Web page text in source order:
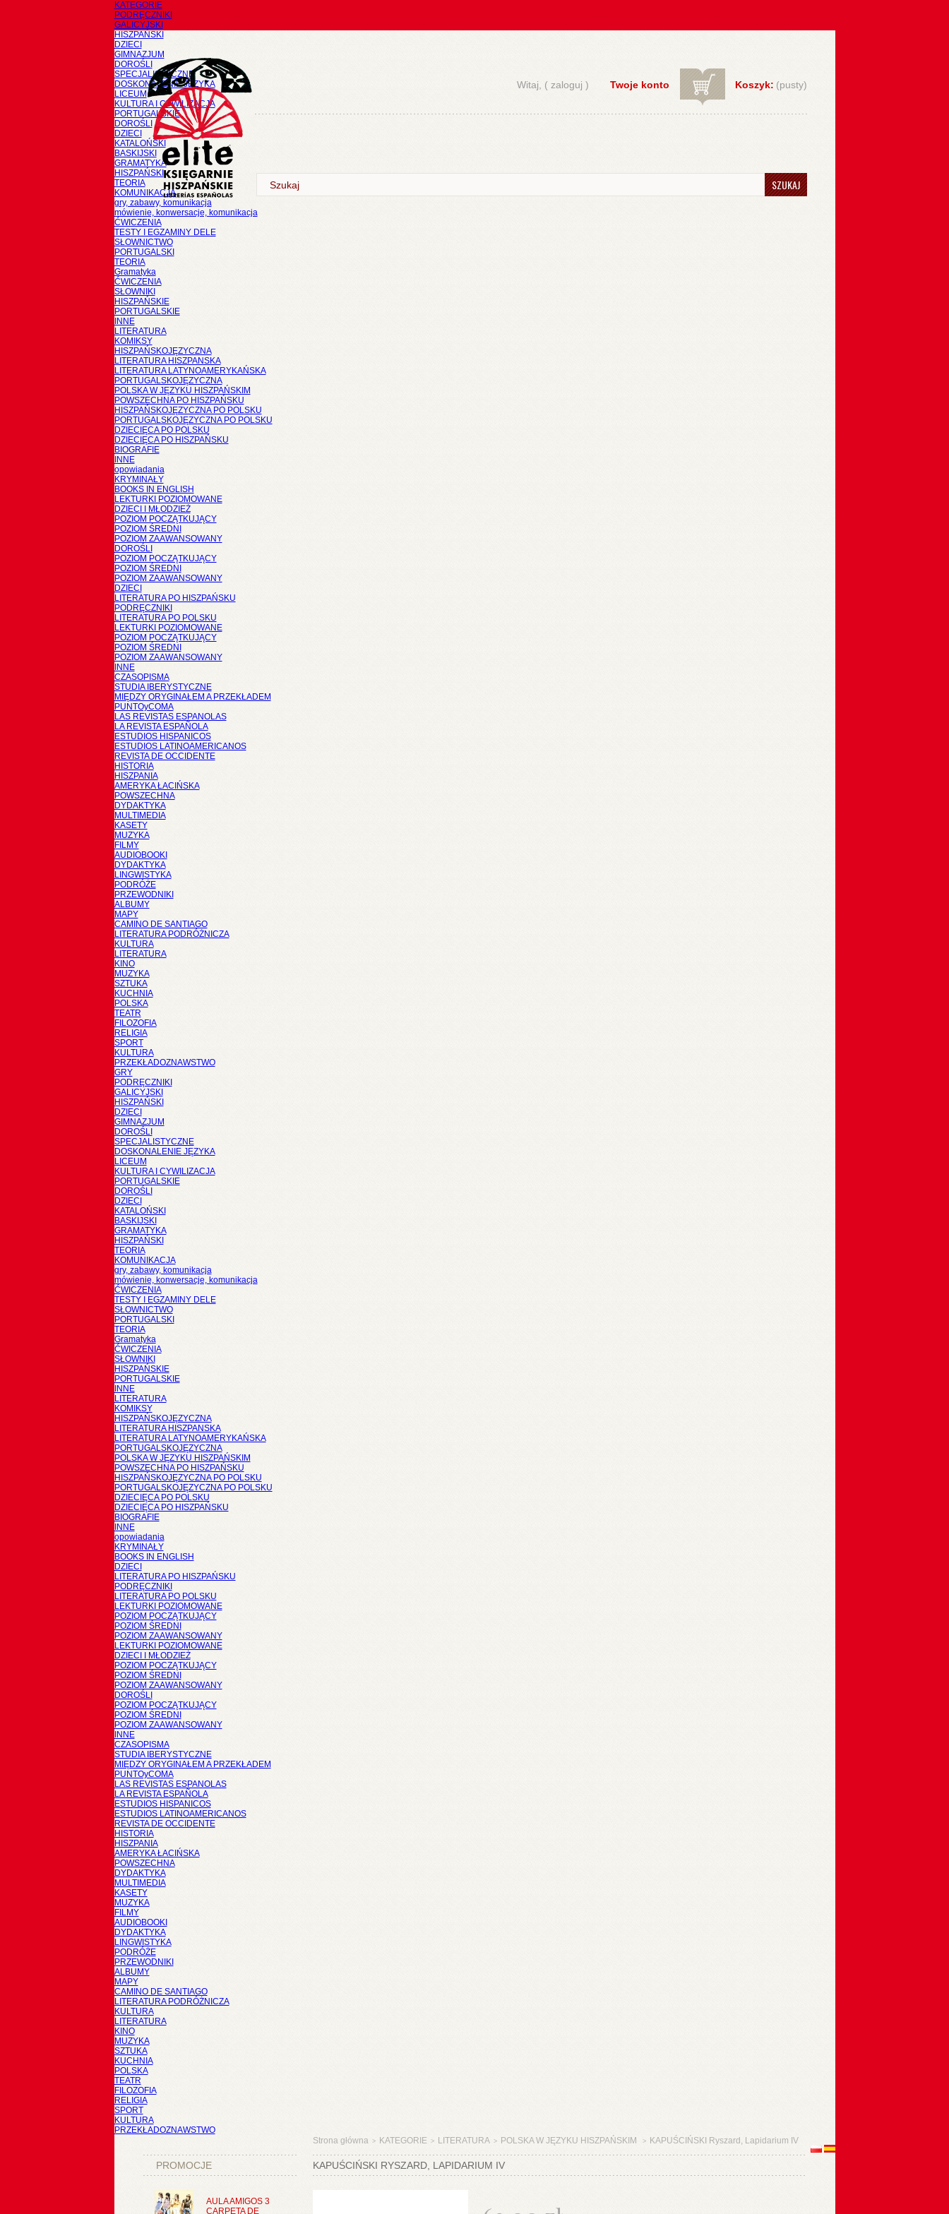
KATEGORIE
PODRĘCZNIKI
GALICYJSKI
HISZPAŃSKI
DZIECI
GIMNAZJUM
DOROŚLI
SPECJALISTYCZNE
DOSKONALENIE JĘZYKA
LICEUM
KULTURA I CYWILIZACJA
PORTUGALSKIE
DOROŚLI
DZIECI
KATALOŃSKI
BASKIJSKI
GRAMATYKA
HISZPAŃSKI
TEORIA
KOMUNIKACJA
gry, zabawy, komunikacja
mówienie, konwersacje, komunikacja
ĆWICZENIA
TESTY I EGZAMINY DELE
SŁOWNICTWO
PORTUGALSKI
TEORIA
Gramatyka
ĆWICZENIA
SŁOWNIKI
HISZPAŃSKIE
PORTUGALSKIE
INNE
LITERATURA
KOMIKSY
HISZPAŃSKOJĘZYCZNA
LITERATURA HISZPANSKA
LITERATURA LATYNOAMERYKAŃSKA
PORTUGALSKOJĘZYCZNA
POLSKA W JĘZYKU HISZPAŃSKIM
POWSZECHNA PO HISZPAŃSKU
HISZPAŃSKOJĘZYCZNA PO POLSKU
PORTUGALSKOJĘZYCZNA PO POLSKU
DZIECIĘCA PO POLSKU
DZIECIĘCA PO HISZPAŃSKU
BIOGRAFIE
INNE
opowiadania
KRYMINAŁY
BOOKS IN ENGLISH
LEKTURKI POZIOMOWANE
DZIECI I MŁODZIEŻ
POZIOM POCZĄTKUJĄCY
POZIOM ŚREDNI
POZIOM ZAAWANSOWANY
DOROŚLI
POZIOM POCZĄTKUJĄCY
POZIOM ŚREDNI
POZIOM ZAAWANSOWANY
DZIECI
LITERATURA PO HISZPAŃSKU
PODRĘCZNIKI
LITERATURA PO POLSKU
LEKTURKI POZIOMOWANE
POZIOM POCZĄTKUJĄCY
POZIOM ŚREDNI
POZIOM ZAAWANSOWANY
INNE
CZASOPISMA
STUDIA IBERYSTYCZNE
MIĘDZY ORYGINAŁEM A PRZEKŁADEM
PUNTOyCOMA
LAS REVISTAS ESPANOLAS
LA REVISTA ESPAÑOLA
ESTUDIOS HISPANICOS
ESTUDIOS LATINOAMERICANOS
REVISTA DE OCCIDENTE
HISTORIA
HISZPANIA
AMERYKA ŁACIŃSKA
POWSZECHNA
DYDAKTYKA
MULTIMEDIA
KASETY
MUZYKA
FILMY
AUDIOBOOKI
DYDAKTYKA
LINGWISTYKA
PODRÓŻE
PRZEWODNIKI
ALBUMY
MAPY
CAMINO DE SANTIAGO
LITERATURA PODRÓŻNICZA
KULTURA
LITERATURA
KINO
MUZYKA
SZTUKA
KUCHNIA
POLSKA
TEATR
FILOZOFIA
RELIGIA
SPORT
KULTURA
PRZEKŁADOZNAWSTWO
GRY
PODRĘCZNIKI
GALICYJSKI
HISZPAŃSKI
DZIECI
GIMNAZJUM
DOROŚLI
SPECJALISTYCZNE
DOSKONALENIE JĘZYKA
LICEUM
KULTURA I CYWILIZACJA
PORTUGALSKIE
DOROŚLI
DZIECI
KATALOŃSKI
BASKIJSKI
GRAMATYKA
HISZPAŃSKI
TEORIA
KOMUNIKACJA
gry, zabawy, komunikacja
mówienie, konwersacje, komunikacja
ĆWICZENIA
TESTY I EGZAMINY DELE
SŁOWNICTWO
PORTUGALSKI
TEORIA
Gramatyka
ĆWICZENIA
SŁOWNIKI
HISZPAŃSKIE
PORTUGALSKIE
INNE
LITERATURA
KOMIKSY
HISZPAŃSKOJĘZYCZNA
LITERATURA HISZPANSKA
LITERATURA LATYNOAMERYKAŃSKA
PORTUGALSKOJĘZYCZNA
POLSKA W JĘZYKU HISZPAŃSKIM
POWSZECHNA PO HISZPAŃSKU
HISZPAŃSKOJĘZYCZNA PO POLSKU
PORTUGALSKOJĘZYCZNA PO POLSKU
DZIECIĘCA PO POLSKU
DZIECIĘCA PO HISZPAŃSKU
BIOGRAFIE
INNE
opowiadania
KRYMINAŁY
BOOKS IN ENGLISH
DZIECI
LITERATURA PO HISZPAŃSKU
PODRĘCZNIKI
LITERATURA PO POLSKU
LEKTURKI POZIOMOWANE
POZIOM POCZĄTKUJĄCY
POZIOM ŚREDNI
POZIOM ZAAWANSOWANY
LEKTURKI POZIOMOWANE
DZIECI I MŁODZIEŻ
POZIOM POCZĄTKUJĄCY
POZIOM ŚREDNI
POZIOM ZAAWANSOWANY
DOROŚLI
POZIOM POCZĄTKUJĄCY
POZIOM ŚREDNI
POZIOM ZAAWANSOWANY
INNE
CZASOPISMA
STUDIA IBERYSTYCZNE
MIĘDZY ORYGINAŁEM A PRZEKŁADEM
PUNTOyCOMA
LAS REVISTAS ESPANOLAS
LA REVISTA ESPAÑOLA
ESTUDIOS HISPANICOS
ESTUDIOS LATINOAMERICANOS
REVISTA DE OCCIDENTE
HISTORIA
HISZPANIA
AMERYKA ŁACIŃSKA
POWSZECHNA
DYDAKTYKA
MULTIMEDIA
KASETY
MUZYKA
FILMY
AUDIOBOOKI
DYDAKTYKA
LINGWISTYKA
PODRÓŻE
PRZEWODNIKI
ALBUMY
MAPY
CAMINO DE SANTIAGO
LITERATURA PODRÓŻNICZA
KULTURA
LITERATURA
KINO
MUZYKA
SZTUKA
KUCHNIA
POLSKA
TEATR
FILOZOFIA
RELIGIA
SPORT
KULTURA
PRZEKŁADOZNAWSTWO
Koszyk: (pusty)
Twoje konto
Witaj, ( zaloguj )
SZUKAJ
PROMOCJE
AULA AMIGOS 3
CARPETA DE
Strona główna > KATEGORIE > LITERATURA > POLSKA W JĘZYKU HISZPAŃSKIM > KAPUŚCIŃSKI Ryszard, Lapidarium IV
KAPUŚCIŃSKI RYSZARD, LAPIDARIUM IV